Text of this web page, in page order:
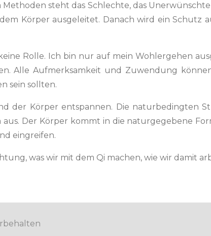
ste­ht das Schlechte, das Uner­wün­schte
Kör­p­er aus­geleit­et. Danach wird ein Schutz
Rolle. Ich bin nur auf mein Woh­lerge­hen
Alle Aufmerk­samkeit und Zuwen­dung
sein sollten.
der Kör­p­er entspan­nen. Die naturbe­d­ingten
Der Kör­p­er kommt in die naturgegebene
eingreifen.
was wir mit dem Qi machen, wie wir damit